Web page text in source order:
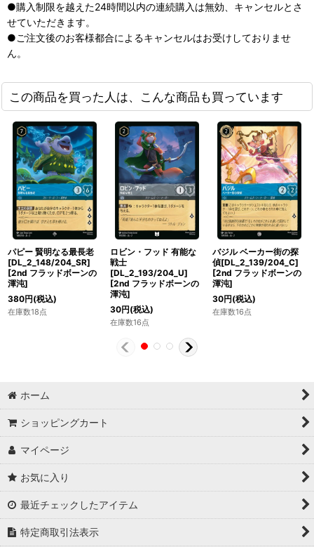
●購入制限を越えた24時間以内の連続購入は無効、キャンセルとさ
せていただきます。
●ご注文後のお客様都合によるキャンセルはお受けしておりませ
ん。
この商品を買った人は、こんな商品も買っています
パピー 賢明なる最長老
[DL_2_148/204_SR]
[2nd フラッドボーンの
渾沌]
380円(税込)
在庫数18点
ロビン・フッド 有能な
戦士
[DL_2_193/204_U]
[2nd フラッドボーンの
渾沌]
30円(税込)
在庫数16点
バジル ベーカー街の探
偵[DL_2_139/204_C]
[2nd フラッドボーンの
渾沌]
30円(税込)
在庫数16点
ホーム
ショッピングカート
マイページ
お気に入り
最近チェックしたアイテム
特定商取引法表示